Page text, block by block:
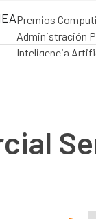
Premios
Administración
Inteligencia